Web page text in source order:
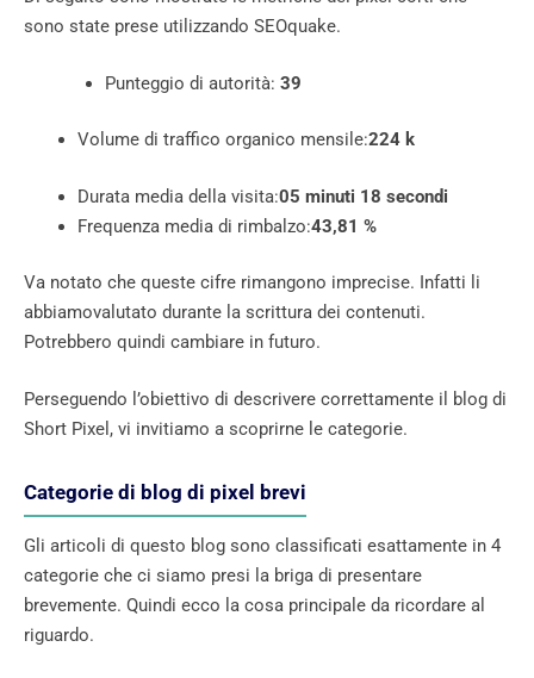
sono state prese utilizzando SEOquake.
Punteggio di autorità: 39
Volume di traffico organico mensile:224 k
Durata media della visita:05 minuti 18 secondi
Frequenza media di rimbalzo:43,81 %
Va notato che queste cifre rimangono imprecise. Infatti li
abbiamovalutato durante la scrittura dei contenuti.
Potrebbero quindi cambiare in futuro.
Perseguendo l’obiettivo di descrivere correttamente il blog di
Short Pixel, vi invitiamo a scoprirne le categorie.
Categorie di blog di pixel brevi
Gli articoli di questo blog sono classificati esattamente in 4
categorie che ci siamo presi la briga di presentare
brevemente. Quindi ecco la cosa principale da ricordare al
riguardo.